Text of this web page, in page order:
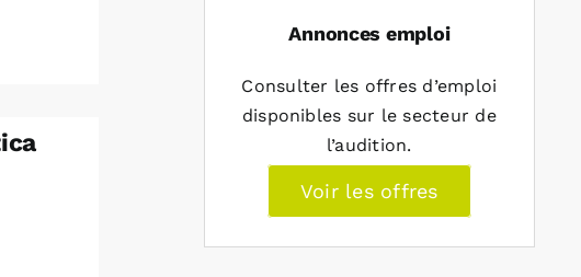
Annonces emploi
Consulter les offres d’emploi
disponibles sur le secteur de
l’audition.
Voir les offres